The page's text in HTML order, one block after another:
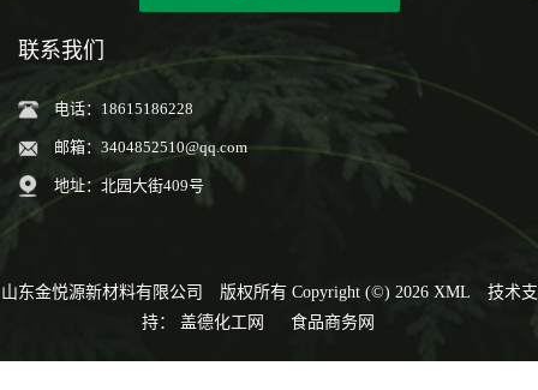
联系我们
电话：18615186228
邮箱： 3404852510@qq.com
地址：北园大街409号
山东金悦源新材料有限公司 版权所有 Copyright (©) 2026 XML
技术支
持： 盖德化工网 食品商务网